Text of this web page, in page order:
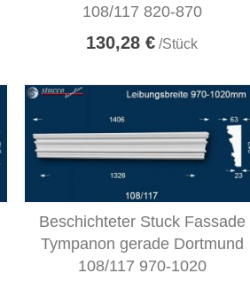
108/117 820-870
130,28 € /Stück
Beschichteter Stuck Fassade
Tympanon gerade Dortmund
108/117 970-1020